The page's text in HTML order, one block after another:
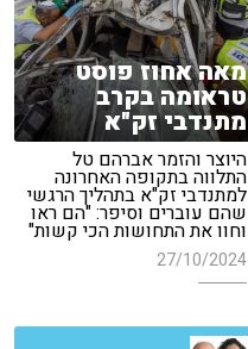
מאה אחוז פוסט
טראומה בקרב
מתנדבי זק"א
היוצר והזמר אברהם טל
התלווה בתקופה האחרונה
למתנדבי זק"א בתהליך הרגשי
שהם עוברים וסיפר: "הם ראו
וחוו את התחושות הכי קשות"
27/10/2024